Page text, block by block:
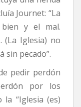
Journet: “La
y el mal.
(La Iglesia) no
sin pecado”.
pedir perdón
por los
“Iglesia (es)